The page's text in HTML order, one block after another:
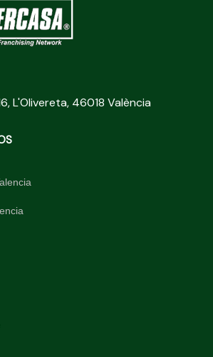
L'Olivereta, 46018 València